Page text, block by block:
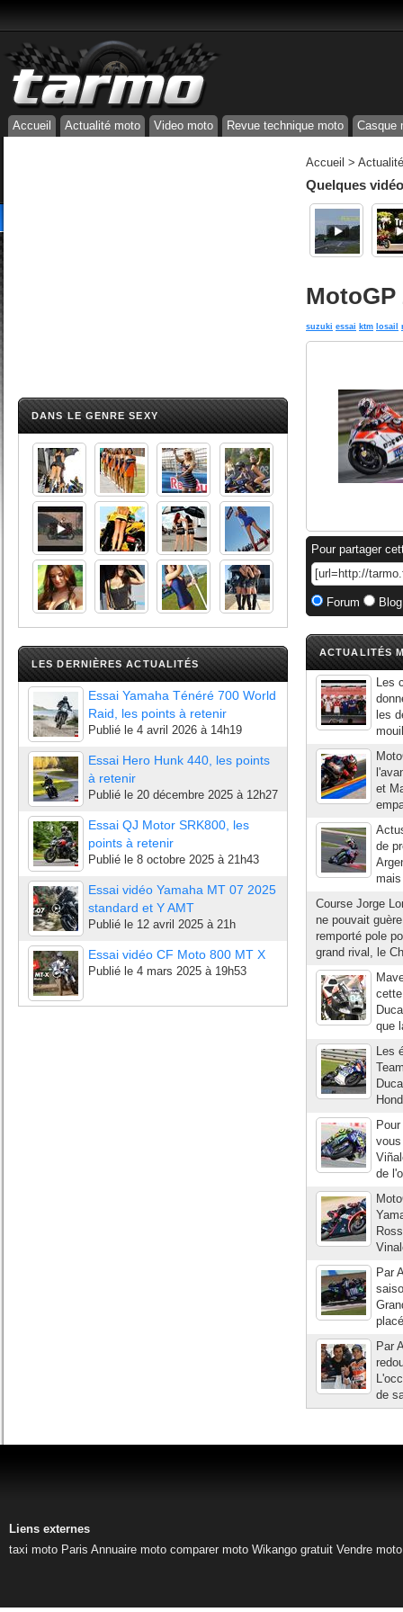
Accueil Actualité moto Video moto Revue technique moto Casque
DANS LE GENRE SEXY
LES DERNIÈRES ACTUALITÉS
Essai Yamaha Ténéré 700 World
Raid, les points à retenir
Publié le 4 avril 2026 à 14h19
Essai Hero Hunk 440, les points
à retenir
Publié le 20 décembre 2025 à 12h27
Essai QJ Motor SRK800, les
points à retenir
Publié le 8 octobre 2025 à 21h43
Essai vidéo Yamaha MT 07 2025
standard et Y AMT
Publié le 12 avril 2025 à 21h
Essai vidéo CF Moto 800 MT X
Publié le 4 mars 2025 à 19h53
Accueil >
Quelques
MotoGP
suzuki essai ktm losail
Pour partager
Forum
ACTUALITÉS
Les
les
et
de
Course Jorge
ne pouvait
remporté pole
grand rival, le
que
Les
de
Par
Par
de
Liens externes
taxi moto Paris Annuaire moto comparer moto Wikango gratuit Vendre moto